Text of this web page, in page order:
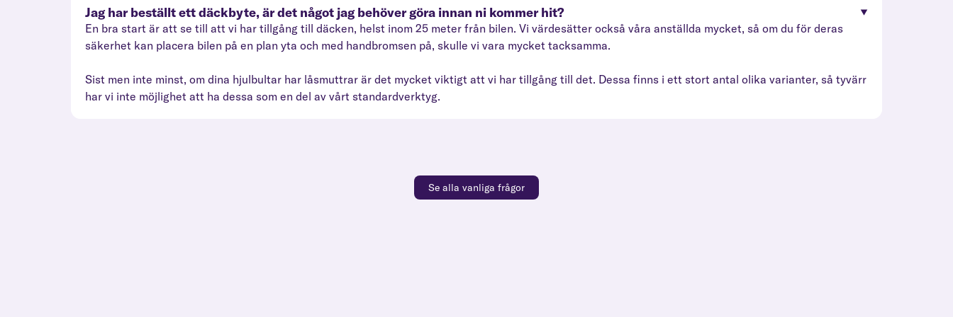
Jag har beställt ett däckbyte, är det något jag behöver göra innan ni kommer hit?
En bra start är att se till att vi har tillgång till däcken, helst inom 25 meter från bilen. Vi värdesätter också våra anställda mycket, så om du för deras
säkerhet kan placera bilen på en plan yta och med handbromsen på, skulle vi vara mycket tacksamma.
Sist men inte minst, om dina hjulbultar har låsmuttrar är det mycket viktigt att vi har tillgång till det. Dessa finns i ett stort antal olika varianter, så tyvärr
har vi inte möjlighet att ha dessa som en del av vårt standardverktyg.
Se alla vanliga frågor